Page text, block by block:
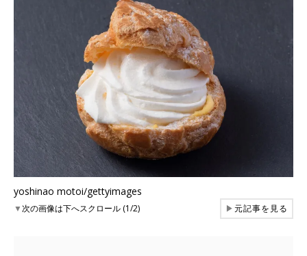
yoshinao motoi/gettyimages
▼次の画像は下へスクロール (1/2) ▶元記事を見る